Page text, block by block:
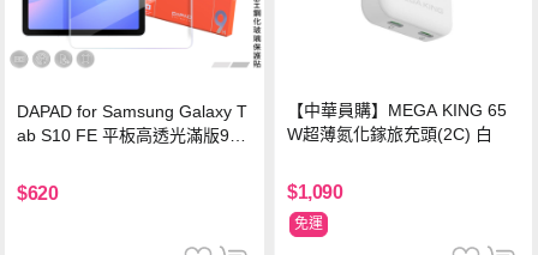
DAPAD for Samsung Galaxy T
ab S10 FE 平板高透光滿版9H
$620
【中華員購】MEGA KING 65
W超薄氮化鎵旅充頭(2C) 白
$1,090
免運